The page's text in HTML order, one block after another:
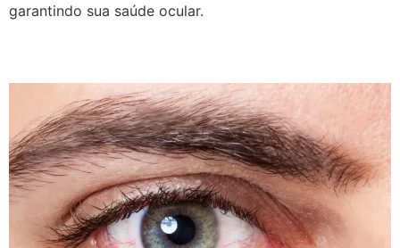
garantindo sua saúde ocular.